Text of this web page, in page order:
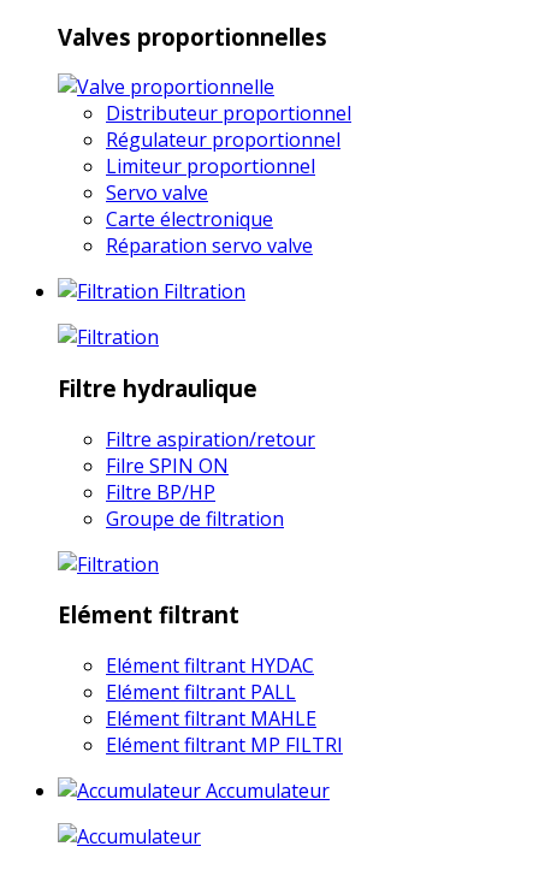
Valves proportionnelles
Distributeur proportionnel
Régulateur proportionnel
Limiteur proportionnel
Servo valve
Carte électronique
Réparation servo valve
Filtration
Filtre hydraulique
Filtre aspiration/retour
Filre SPIN ON
Filtre BP/HP
Groupe de filtration
Elément filtrant
Elément filtrant HYDAC
Elément filtrant PALL
Elément filtrant MAHLE
Elément filtrant MP FILTRI
Accumulateur